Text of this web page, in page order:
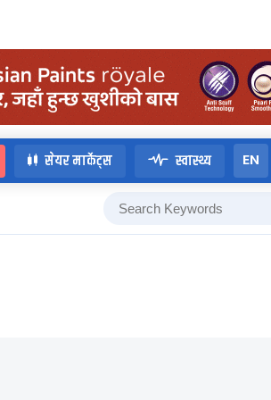
सेयर मार्केट्स स्वास्थ्य EN